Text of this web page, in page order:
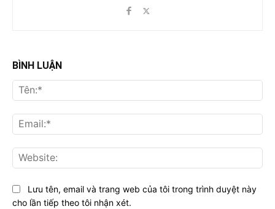
BÌNH LUẬN
Lưu tên, email và trang web của tôi trong trình duyệt này
cho lần tiếp theo tôi nhận xét.